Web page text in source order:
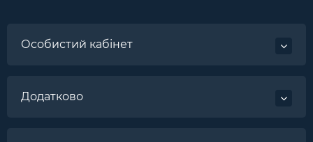
Особистий кабінет
Додатково